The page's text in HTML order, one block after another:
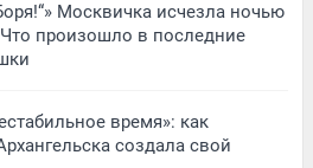
Москвичка исчезла ночью
произошло в последние
время»: как
создала свой